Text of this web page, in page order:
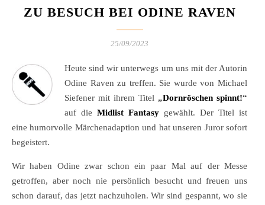
ZU BESUCH BEI ODINE RAVEN
25/09/2023
Heute sind wir unterwegs um uns mit der Autorin
Odine Raven zu treffen. Sie wurde von Michael
Siefener mit ihrem Titel „Dornröschen spinnt!“
auf die Midlist Fantasy gewählt. Der Titel ist
eine humorvolle Märchenadaption und hat unseren Juror sofort
begeistert.
Wir haben Odine zwar schon ein paar Mal auf der Messe
getroffen, aber noch nie persönlich besucht und freuen uns
schon darauf, das jetzt nachzuholen. Wir sind gespannt, wo sie